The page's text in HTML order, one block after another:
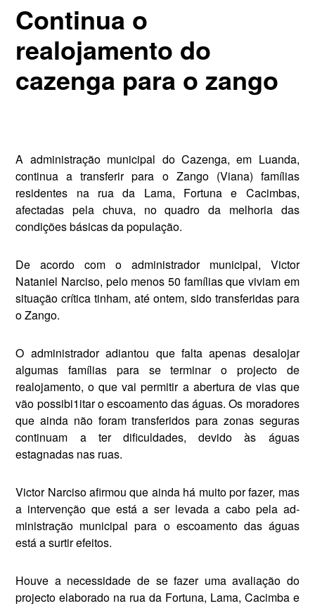
Continua o
realojamento do
cazenga para o zango
A administração municipal do Cazenga, em Luanda,
continua a transferir para o Zango (Viana) fa­mílias
residentes na rua da Lama, Fortuna e Cacimbas,
afectadas pela chuva, no quadro da melhoria das
condições básicas da população.
De acordo com o administrador municipal, Victor
Nataniel Narciso, pelo menos 50 famílias que viviam em
situação crítica tinham, até on­tem, sido transferidas para
o Zango.
O administrador adiantou que falta apenas desalojar
algumas fa­mílias para se terminar o projecto de
realojamento, o que vai permitir a abertura de vias que
vão possibi­1itar o escoamento das águas. Os moradores
que ainda não foram transferidos para zonas seguras
continuam a ter dificuldades, devi­do às águas
estagnadas nas ruas.
Victor Narciso afirmou que ainda há muito por fazer, mas
a intervenção que está a ser levada a cabo pela ad­
ministração municipal para o escoa­mento das águas
está a surtir efeitos.
Houve a necessidade de se fazer uma avaliação do
projecto elabo­rado na rua da Fortuna, Lama, Ca­cimba e